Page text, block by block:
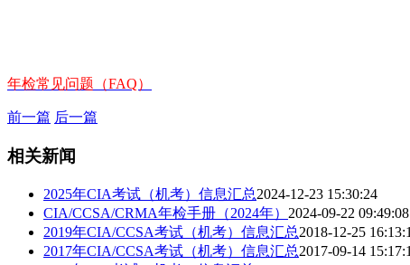
年检常见问题（FAQ）
前一篇 后一篇
相关新闻
2025年CIA考试（机考）信息汇总2024-12-23 15:30:24
CIA/CCSA/CRMA年检手册（2024年） 2024-09-22 09:49:08
2019年CIA/CCSA考试（机考）信息汇总2018-12-25
2017年CIA/CCSA考试（机考）信息汇总2017-09-14